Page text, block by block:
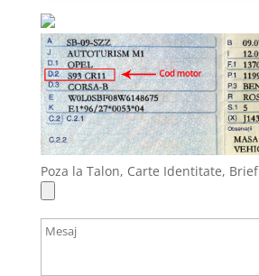
Poza la Talon, Carte Identitate, Brief